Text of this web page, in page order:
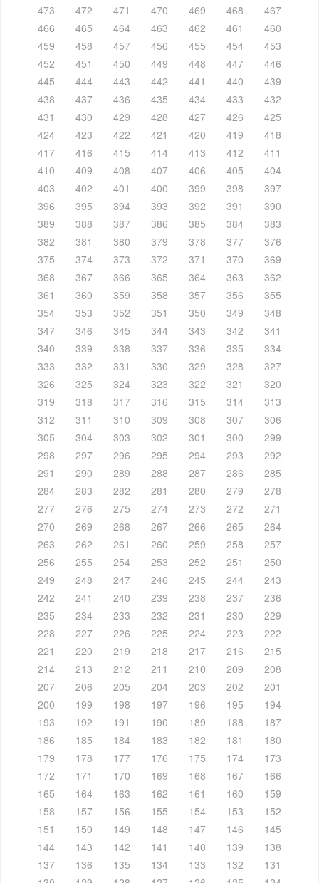
473
472 471 470 469 468
467
466
465 464 463 462 461
460
459
458 457 456 455 454
453
452
451 450 449 448 447
446
445
444 443 442 441 440
439
438
437 436 435 434 433
432
431
430 429 428 427 426
425
424
423 422 421 420 419
418
417
416 415 414 413 412
411
410
409 408 407 406 405
404
403
402 401 400 399 398
397
396
395 394 393 392 391
390
389
388 387 386 385 384
383
382
381 380 379 378 377
376
375
374 373 372 371 370
369
368
367 366 365 364 363
362
361
360 359 358 357 356
355
354
353 352 351 350 349
348
347
346 345 344 343 342
341
340
339 338 337 336 335
334
333
332 331 330 329 328
327
326
325 324 323 322 321
320
319
318 317 316 315 314
313
312
311 310 309 308 307
306
305
304 303 302 301 300
299
298
297 296 295 294 293
292
291
290 289 288 287 286
285
284
283 282 281 280 279
278
277
276 275 274 273 272
271
270
269 268 267 266 265
264
263
262 261 260 259 258
257
256
255 254 253 252 251
250
249
248 247 246 245 244
243
242
241 240 239 238 237
236
235
234 233 232 231 230
229
228
227 226 225 224 223
222
221
220 219 218 217 216
215
214
213 212 211 210 209
208
207
206 205 204 203 202
201
200
199 198 197 196 195
194
193
192 191 190 189 188
187
186
185 184 183 182 181
180
179
178 177 176 175 174
173
172
171 170 169 168 167
166
165
164 163 162 161 160
159
158
157 156 155 154 153
152
151
150 149 148 147 146
145
144
143 142 141 140 139
138
137
136 135 134 133 132
131